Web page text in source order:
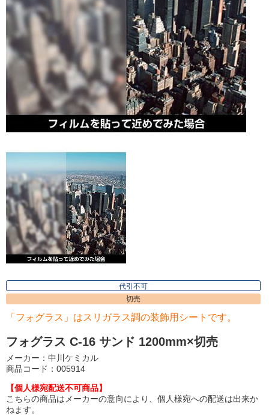
代引不可
切売
「フォグラス」はスリガラス調の装飾用シートです。
フォグラス C-16 サンド 1200mm×切売
メーカー：中川ケミカル
商品コード：005914
【個人様宛配送不可商品】
こちらの商品はメーカーの意向により、個人様宛への配送は出来か
ねます。